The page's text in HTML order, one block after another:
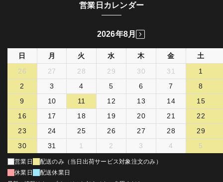
営業日カレンダー
2026年8月
日 月 火 水 木 金
土
26
27 28 29 30 31
1
2
3 4 5 6 7
8
9
10 11 12 13 14
15
16
17 18 19 20 21
22
23
24 25 26 27 28
29
30
31 1 2 3 4 5
営業日
配送のみ（当日出荷サービス対象注文のみ）
休業日
配送休業日